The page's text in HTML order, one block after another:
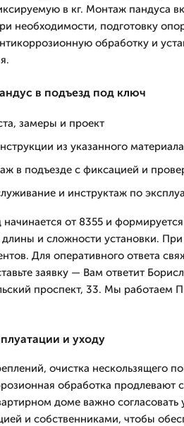
в кг. Монтаж пандуса
необходимости, подготовку
обработку и
в подъезд под ключ
замеры и проект
из указанного материала
в подъезде с фиксацией и
и инструктаж по
от 8355 и
и сложности установки. При
Для оперативного ответа
заявку — Вам ответит
проспект, 33. Мы работаем
и уходу
очистка нескользящего
обработка продлевают
доме важно согласовать
и собственниками, чтобы